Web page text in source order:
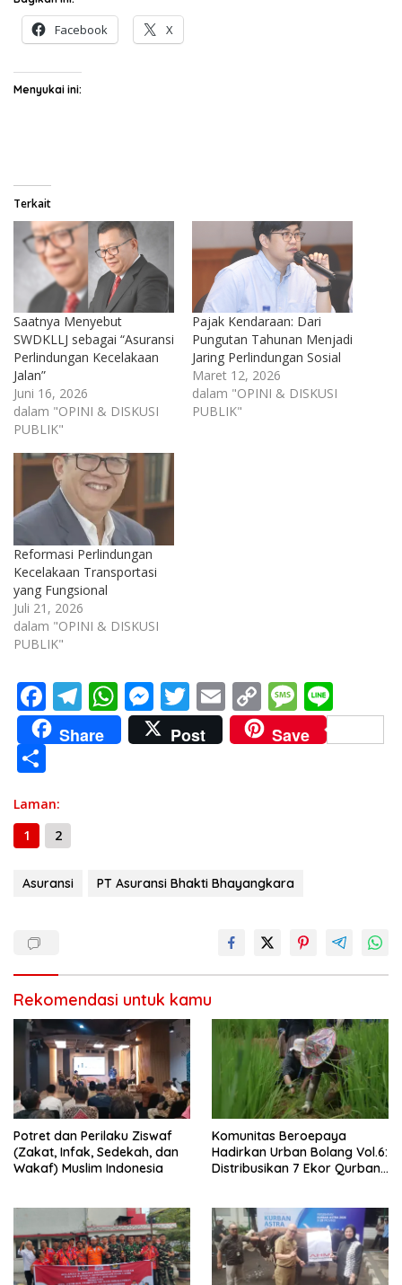
Facebook X
Menyukai ini:
Terkait
Saatnya Menyebut
SWDKLLJ sebagai “Asuransi
Perlindungan Kecelakaan
Jalan”
Juni 16, 2026
dalam "OPINI & DISKUSI
PUBLIK"
Pajak Kendaraan: Dari
Pungutan Tahunan Menjadi
Jaring Perlindungan Sosial
Maret 12, 2026
dalam "OPINI & DISKUSI
PUBLIK"
Reformasi Perlindungan
Kecelakaan Transportasi
yang Fungsional
Juli 21, 2026
dalam "OPINI & DISKUSI
PUBLIK"
F
ac
e
o
o
T
el
e
W
h
at
M
e
ss
er
T
w
itt
E
m
ai
C
o
p
k
M
e
ss
n
e
Share Post Save
ar
e
Laman:
1
2
Asuransi PT Asuransi Bhakti Bhayangkara
Rekomendasi untuk kamu
Potret dan Perilaku Ziswaf
(Zakat, Infak, Sedekah, dan
Wakaf) Muslim Indonesia
Komunitas Beroepaya
Hadirkan Urban Bolang Vol.6:
Distribusikan 7 Ekor Qurban
Tahun